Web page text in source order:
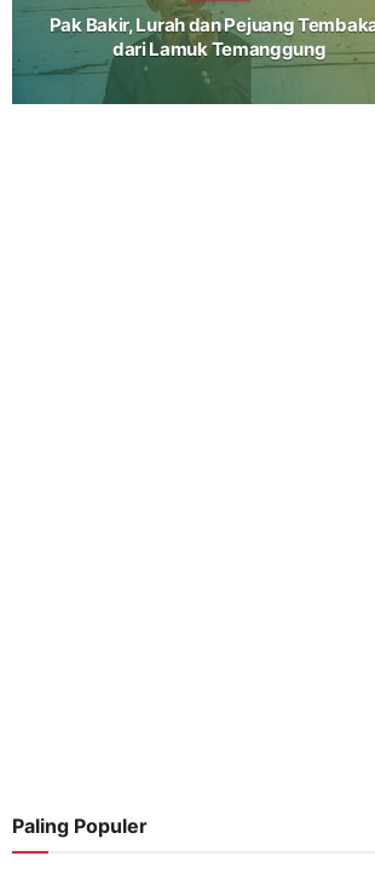
Pak Bakir, Lurah dan Pejuang
dari Lamuk Temanggung
Paling Populer